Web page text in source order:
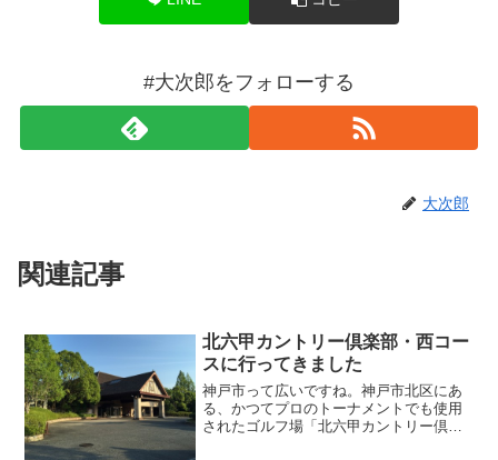
#大次郎をフォローする
大次郎
関連記事
北六甲カントリー倶楽部・西コー
スに行ってきました
神戸市って広いですね。神戸市北区にあ
る、かつてプロのトーナメントでも使用
されたゴルフ場「北六甲カントリー倶楽